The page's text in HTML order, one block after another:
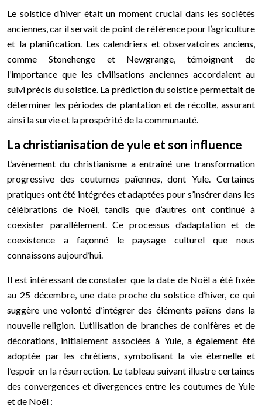
Le solstice d’hiver était un moment crucial dans les sociétés
anciennes, car il servait de point de référence pour l’agriculture
et la planification. Les calendriers et observatoires anciens,
comme Stonehenge et Newgrange, témoignent de
l’importance que les civilisations anciennes accordaient au
suivi précis du solstice. La prédiction du solstice permettait de
déterminer les périodes de plantation et de récolte, assurant
ainsi la survie et la prospérité de la communauté.
La christianisation de yule et son influence
L’avènement du christianisme a entraîné une transformation
progressive des coutumes païennes, dont Yule. Certaines
pratiques ont été intégrées et adaptées pour s’insérer dans les
célébrations de Noël, tandis que d’autres ont continué à
coexister parallèlement. Ce processus d’adaptation et de
coexistence a façonné le paysage culturel que nous
connaissons aujourd’hui.
Il est intéressant de constater que la date de Noël a été fixée
au 25 décembre, une date proche du solstice d’hiver, ce qui
suggère une volonté d’intégrer des éléments païens dans la
nouvelle religion. L’utilisation de branches de conifères et de
décorations, initialement associées à Yule, a également été
adoptée par les chrétiens, symbolisant la vie éternelle et
l’espoir en la résurrection. Le tableau suivant illustre certaines
des convergences et divergences entre les coutumes de Yule
et de Noël :